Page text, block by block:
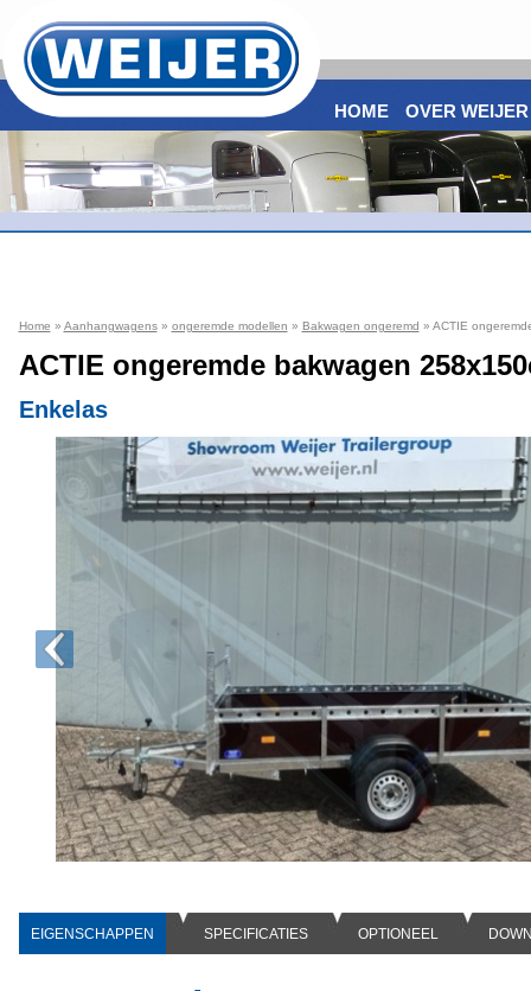
Home » Aanhangwagens» ongeremde modellen » Bakwagen ongeremd » ACTIE
ACTIE ongeremde bakwagen
Enkelas
EIGENSCHAPPEN SPECIFICATIES OPTIONEEL
HOME OVER WEIJER